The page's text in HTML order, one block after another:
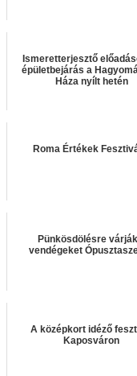
Ismeretterjesztő
épületbejárás a
Háza nyílt hetén
Roma Értékek
Pünkösdölésre
vendégeket
A középkort idéző
Kaposváron